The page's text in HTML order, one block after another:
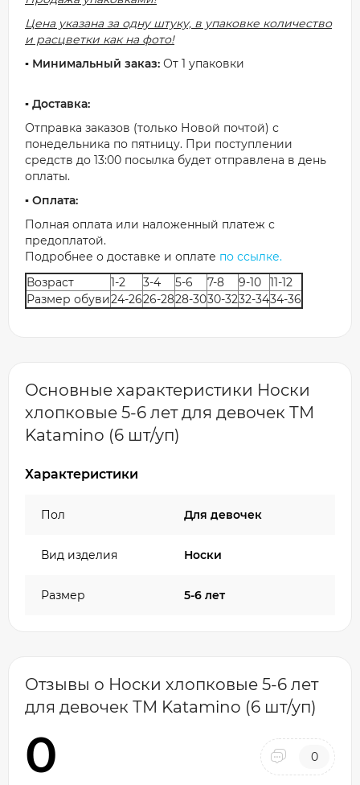
Цена указана за одну штуку, в упаковке количество
и расцветки как на фото!
▪️ Минимальный заказ: От 1 упаковки
▪️ Доставка:
Отправка заказов (только Новой почтой) с
понедельника по пятницу. При поступлении
средств до 13:00 посылка будет отправлена в день
оплаты.
▪️ Оплата:
Полная оплата или наложенный платеж с
предоплатой.
Подробнее о доставке и оплате по ссылке.
Возраст
1-2 3-4 5-6 7-8 9-10
11-12
Размер обуви24-2626-2828-3030-3232-3434-36
Основные характеристики Носки
хлопковые 5-6 лет для девочек ТМ
Katamino (6 шт/уп)
Характеристики
Пол Для девочек
Вид изделия Носки
Размер 5-6 лет
Отзывы о Носки хлопковые 5-6 лет
для девочек ТМ Katamino (6 шт/уп)
0 0